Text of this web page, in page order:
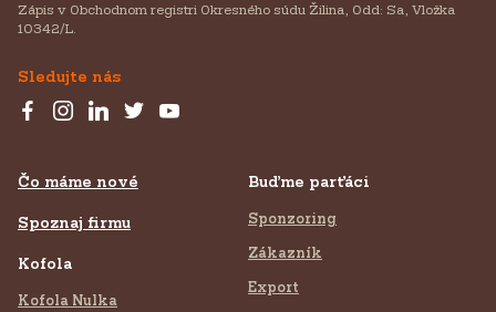
Zápis v Obchodnom registri Okresného súdu Žilina, Odd: Sa, Vložka
10342/L.
Sledujte nás
Čo máme nové
Spoznaj firmu
Kofola
Kofola Nulka
Buďme parťáci
Sponzoring
Zákazník
Export